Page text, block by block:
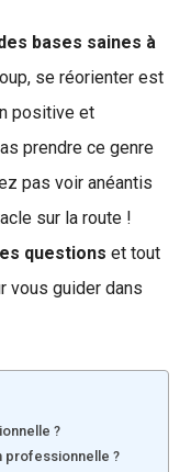
bases saines à
se réorienter est
positive et
prendre ce genre
pas voir anéantis
sur la route !
questions et tout
vous guider dans
?
professionnelle ?